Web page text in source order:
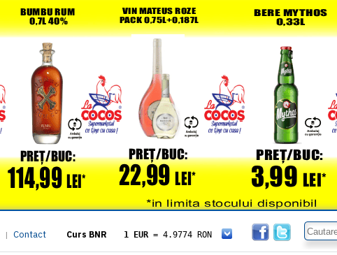
| Contact Curs BNR 1 EUR = 4.9774 RON